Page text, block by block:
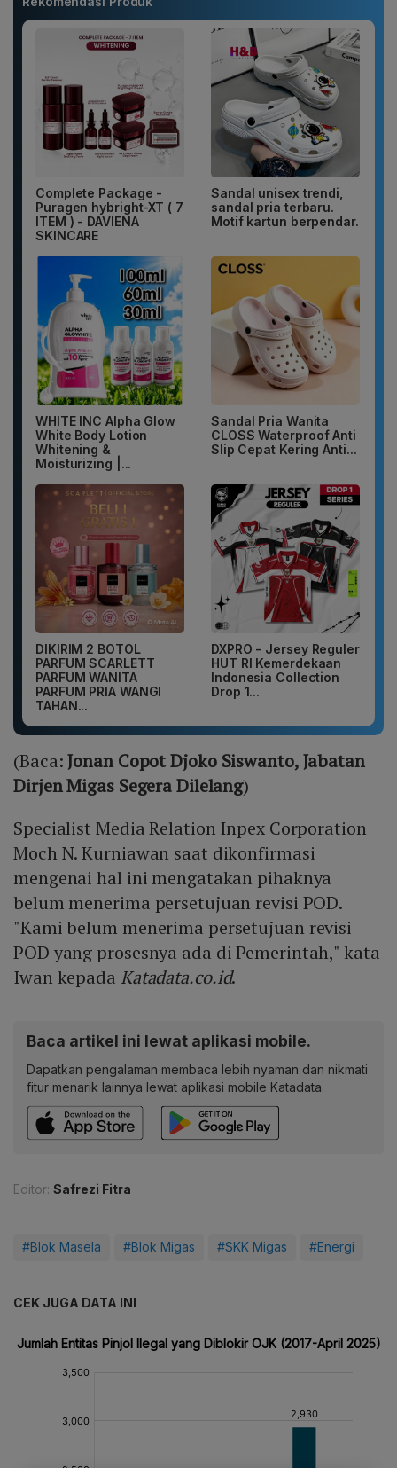
Complete Package -
Puragen hybright-XT ( 7
ITEM ) - DAVIENA
SKINCARE
Sandal unisex trendi,
sandal pria terbaru.
Motif kartun berpendar.
WHITE INC Alpha Glow
White Body Lotion
Whitening &
Moisturizing |...
Sandal Pria Wanita
CLOSS Waterproof Anti
Slip Cepat Kering Anti...
DIKIRIM 2 BOTOL
PARFUM SCARLETT
PARFUM WANITA
PARFUM PRIA WANGI
TAHAN...
DXPRO - Jersey Reguler
HUT RI Kemerdekaan
Indonesia Collection
Drop 1...
(Baca:Jonan Copot Djoko Siswanto, Jabatan
Dirjen Migas Segera Dilelang)
Specialist Media Relation Inpex Corporation
Moch N. Kurniawan saat dikonfirmasi
mengenai hal ini mengatakan pihaknya
belum menerima persetujuan revisi POD.
"Kami belum menerima persetujuan revisi
POD yang prosesnya ada di Pemerintah," kata
Iwan kepada Katadata.co.id.
Baca artikel ini lewat aplikasi mobile.
Dapatkan pengalaman membaca lebih nyaman dan nikmati
fitur menarik lainnya lewat aplikasi mobile Katadata.
Editor: Safrezi Fitra
#Blok Masela #Blok Migas #SKK Migas #Energi
CEK JUGA DATA INI